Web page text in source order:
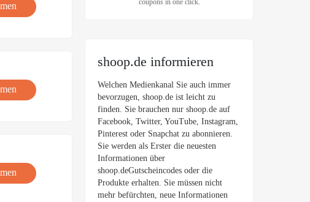
coupons in one click.
shoop.de informieren
Welchen Medienkanal Sie auch immer
bevorzugen, shoop.de ist leicht zu
finden. Sie brauchen nur shoop.de auf
Facebook, Twitter, YouTube, Instagram,
Pinterest oder Snapchat zu abonnieren.
Sie werden als Erster die neuesten
Informationen über
shoop.deGutscheincodes oder die
Produkte erhalten. Sie müssen nicht
mehr befürchten, neue Informationen